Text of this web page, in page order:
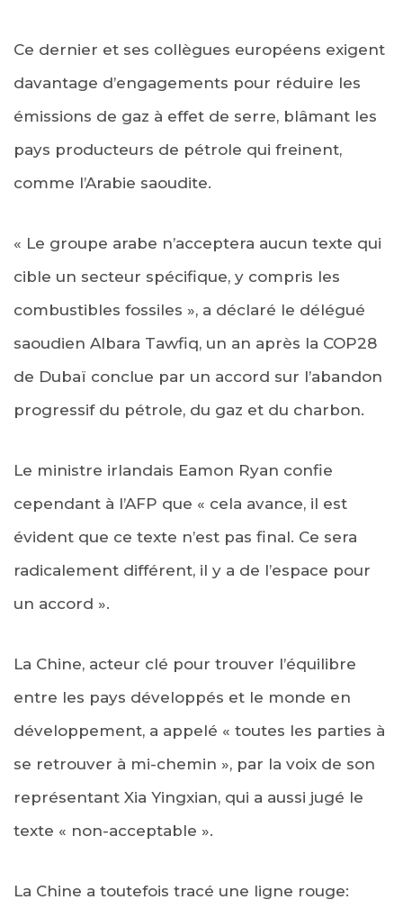
Ce dernier et ses collègues européens exigent
davantage d’engagements pour réduire les
émissions de gaz à effet de serre, blâmant les
pays producteurs de pétrole qui freinent,
comme l’Arabie saoudite.
« Le groupe arabe n’acceptera aucun texte qui
cible un secteur spécifique, y compris les
combustibles fossiles », a déclaré le délégué
saoudien Albara Tawfiq, un an après la COP28
de Dubaï conclue par un accord sur l’abandon
progressif du pétrole, du gaz et du charbon.
Le ministre irlandais Eamon Ryan confie
cependant à l’AFP que « cela avance, il est
évident que ce texte n’est pas final. Ce sera
radicalement différent, il y a de l’espace pour
un accord ».
La Chine, acteur clé pour trouver l’équilibre
entre les pays développés et le monde en
développement, a appelé « toutes les parties à
se retrouver à mi-chemin », par la voix de son
représentant Xia Yingxian, qui a aussi jugé le
texte « non-acceptable ».
La Chine a toutefois tracé une ligne rouge: